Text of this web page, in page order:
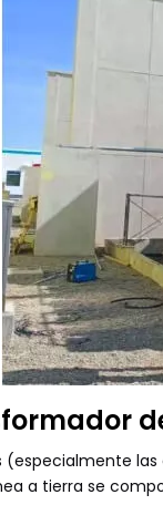
(especialmente
a tierra se